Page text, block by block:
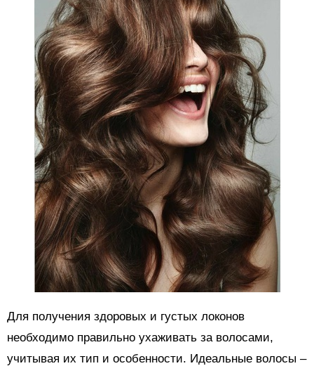
Для получения здоровых и густых локонов
необходимо правильно ухаживать за волосами,
учитывая их тип и особенности. Идеальные волосы –